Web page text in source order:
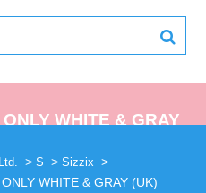
WHITE & GRAY
> S > Sizzix >
WHITE & GRAY (UK)